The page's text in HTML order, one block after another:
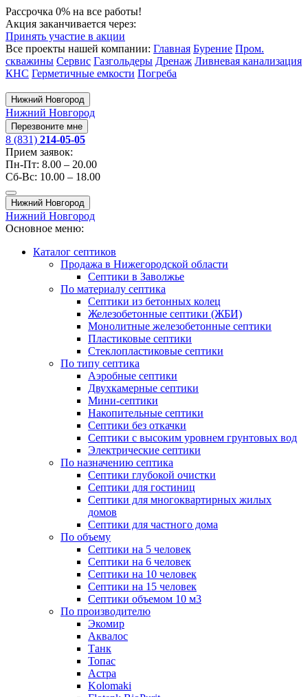
Рассрочка 0% на все работы!
Акция заканчивается через:
Принять участие в акции
Все проекты нашей компании: Главная Бурение Пром.
скважины Сервис Газгольдеры Дренаж Ливневая канализация
КНС Герметичные емкости Погреба
Нижний Новгород
Нижний Новгород
Перезвоните мне
8 (831) 214-05-05
Прием заявок:
Пн-Пт: 8.00 – 20.00
Сб-Вс: 10.00 – 18.00
Нижний Новгород
Нижний Новгород
Основное меню:
Каталог септиков
Продажа в Нижегородской области
Септики в Заволжье
По материалу септика
Септики из бетонных колец
Железобетонные септики (ЖБИ)
Монолитные железобетонные септики
Пластиковые септики
Стеклопластиковые септики
По типу септика
Аэробные септики
Двухкамерные септики
Мини-септики
Накопительные септики
Септики без откачки
Септики с высоким уровнем грунтовых вод
Электрические септики
По назначению септика
Септики глубокой очистки
Септики для гостиниц
Септики для многоквартирных жилых
домов
Септики для частного дома
По объему
Септики на 5 человек
Септики на 6 человек
Септики на 10 человек
Септики на 15 человек
Септики объемом 10 м3
По производителю
Экомир
Аквалос
Танк
Топас
Астра
Kolomaki